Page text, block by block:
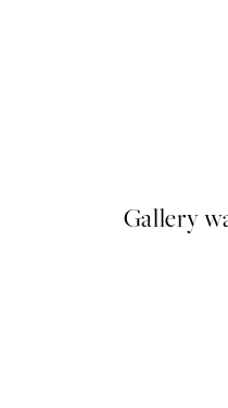
Gallery